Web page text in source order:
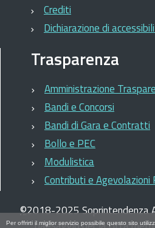
Per offrirti il miglior servizio possibile questo sito
Crediti
Dichiarazione di
Trasparenza
Amministrazione
Bandi e Concorsi
Bandi di Gara e Contratti
Bollo e PEC
Modulistica
Contributi e Agevolazioni
©2018-2025Soprintendenza